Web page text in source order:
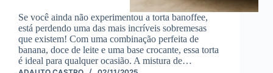
Se você ainda não experimentou a torta banoffee,
está perdendo uma das mais incríveis sobremesas
que existem! Com uma combinação perfeita de
banana, doce de leite e uma base crocante, essa torta
é ideal para qualquer ocasião. A mistura de…